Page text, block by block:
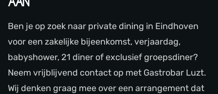
Ben je op zoek naar private dining in Eindhoven
voor een zakelijke bijeenkomst, verjaardag,
babyshower, 21 diner of exclusief groepsdiner?
Neem vrijblijvend contact op met Gastrobar Luzt.
Wij denken graag mee over een arrangement dat